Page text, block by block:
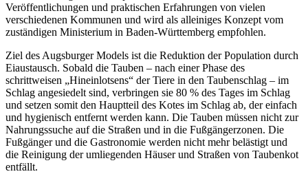
Veröffentlichungen und praktischen Erfahrungen von vielen
verschiedenen Kommunen und wird als alleiniges Konzept vom
zuständigen Ministerium in Baden-Württemberg empfohlen.
Ziel des Augsburger Models ist die Reduktion der Population durch
Eiaustausch. Sobald die Tauben – nach einer Phase des
schrittweisen „Hineinlotsens“ der Tiere in den Taubenschlag – im
Schlag angesiedelt sind, verbringen sie 80 % des Tages im Schlag
und setzen somit den Hauptteil des Kotes im Schlag ab, der einfach
und hygienisch entfernt werden kann. Die Tauben müssen nicht zur
Nahrungssuche auf die Straßen und in die Fußgängerzonen. Die
Fußgänger und die Gastronomie werden nicht mehr belästigt und
die Reinigung der umliegenden Häuser und Straßen von Taubenkot
entfällt.